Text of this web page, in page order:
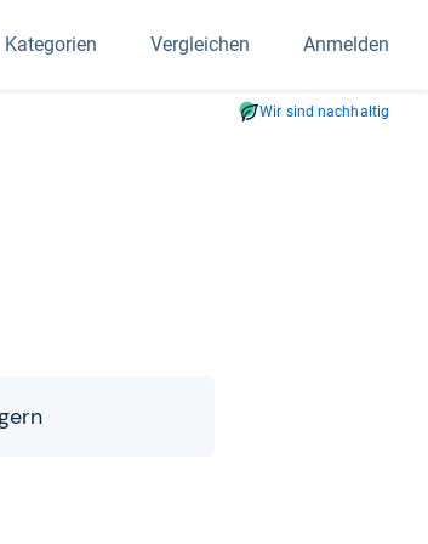
Kategorien Vergleichen Anmelden
Wir sind nachhaltig